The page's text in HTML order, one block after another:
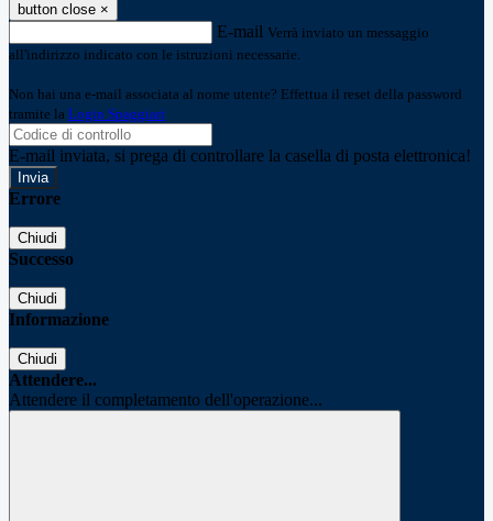
button close ×
E-mail Verrà inviato un messaggio
all'indirizzo indicato con le istruzioni necessarie.
Non hai una e-mail associata al nome utente? Effettua il reset della password
tramite la Login Spaggiari
E-mail inviata, si prega di controllare la casella di posta elettronica!
Errore
Chiudi
Successo
Chiudi
Informazione
Chiudi
Attendere...
Attendere il completamento dell'operazione...